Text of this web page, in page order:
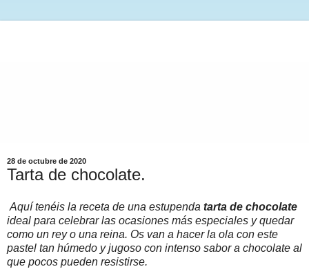
28 de octubre de 2020
Tarta de chocolate.
Aquí tenéis la receta de una estupenda tarta de chocolate
ideal para celebrar las ocasiones más especiales y quedar
como un rey o una reina. Os van a hacer la ola con este
pastel tan húmedo y jugoso con intenso sabor a chocolate al
que pocos pueden resistirse.